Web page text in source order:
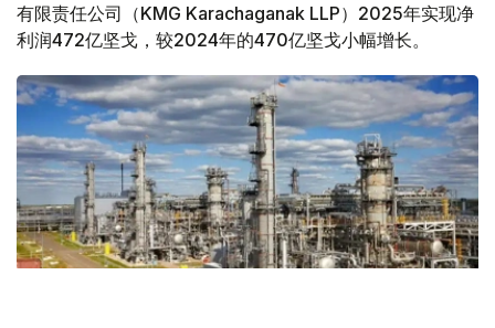
有限责任公司（KMG Karachaganak LLP）2025年实现净
利润472亿坚戈，较2024年的470亿坚戈小幅增长。